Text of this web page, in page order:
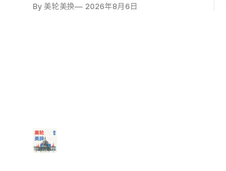
By 美轮美换 2026年8月6日